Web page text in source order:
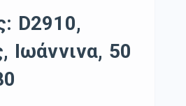
D2910,
Ιωάννινα, 50